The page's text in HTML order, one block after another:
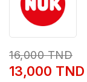
16,000 TND
13,000 TND